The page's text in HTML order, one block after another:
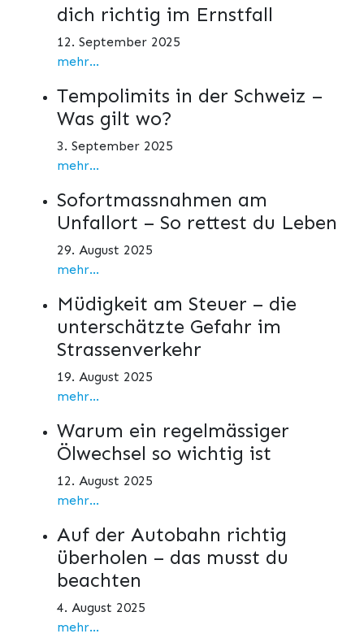
dich richtig im Ernstfall
12. September 2025
mehr...
Tempolimits in der Schweiz –
Was gilt wo?
3. September 2025
mehr...
Sofortmassnahmen am
Unfallort – So rettest du Leben
29. August 2025
mehr...
Müdigkeit am Steuer – die
unterschätzte Gefahr im
Strassenverkehr
19. August 2025
mehr...
Warum ein regelmässiger
Ölwechsel so wichtig ist
12. August 2025
mehr...
Auf der Autobahn richtig
überholen – das musst du
beachten
4. August 2025
mehr...